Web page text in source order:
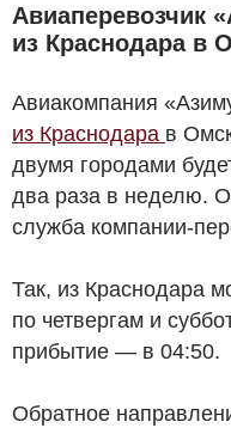
Авиаперевозчик
из Краснодара в
Авиакомпания
из Краснодара в
двумя городами
два раза в неделю.
служба компании-
Так, из Краснодара
по четвергам и
прибытие — в 04:50.
Обратное